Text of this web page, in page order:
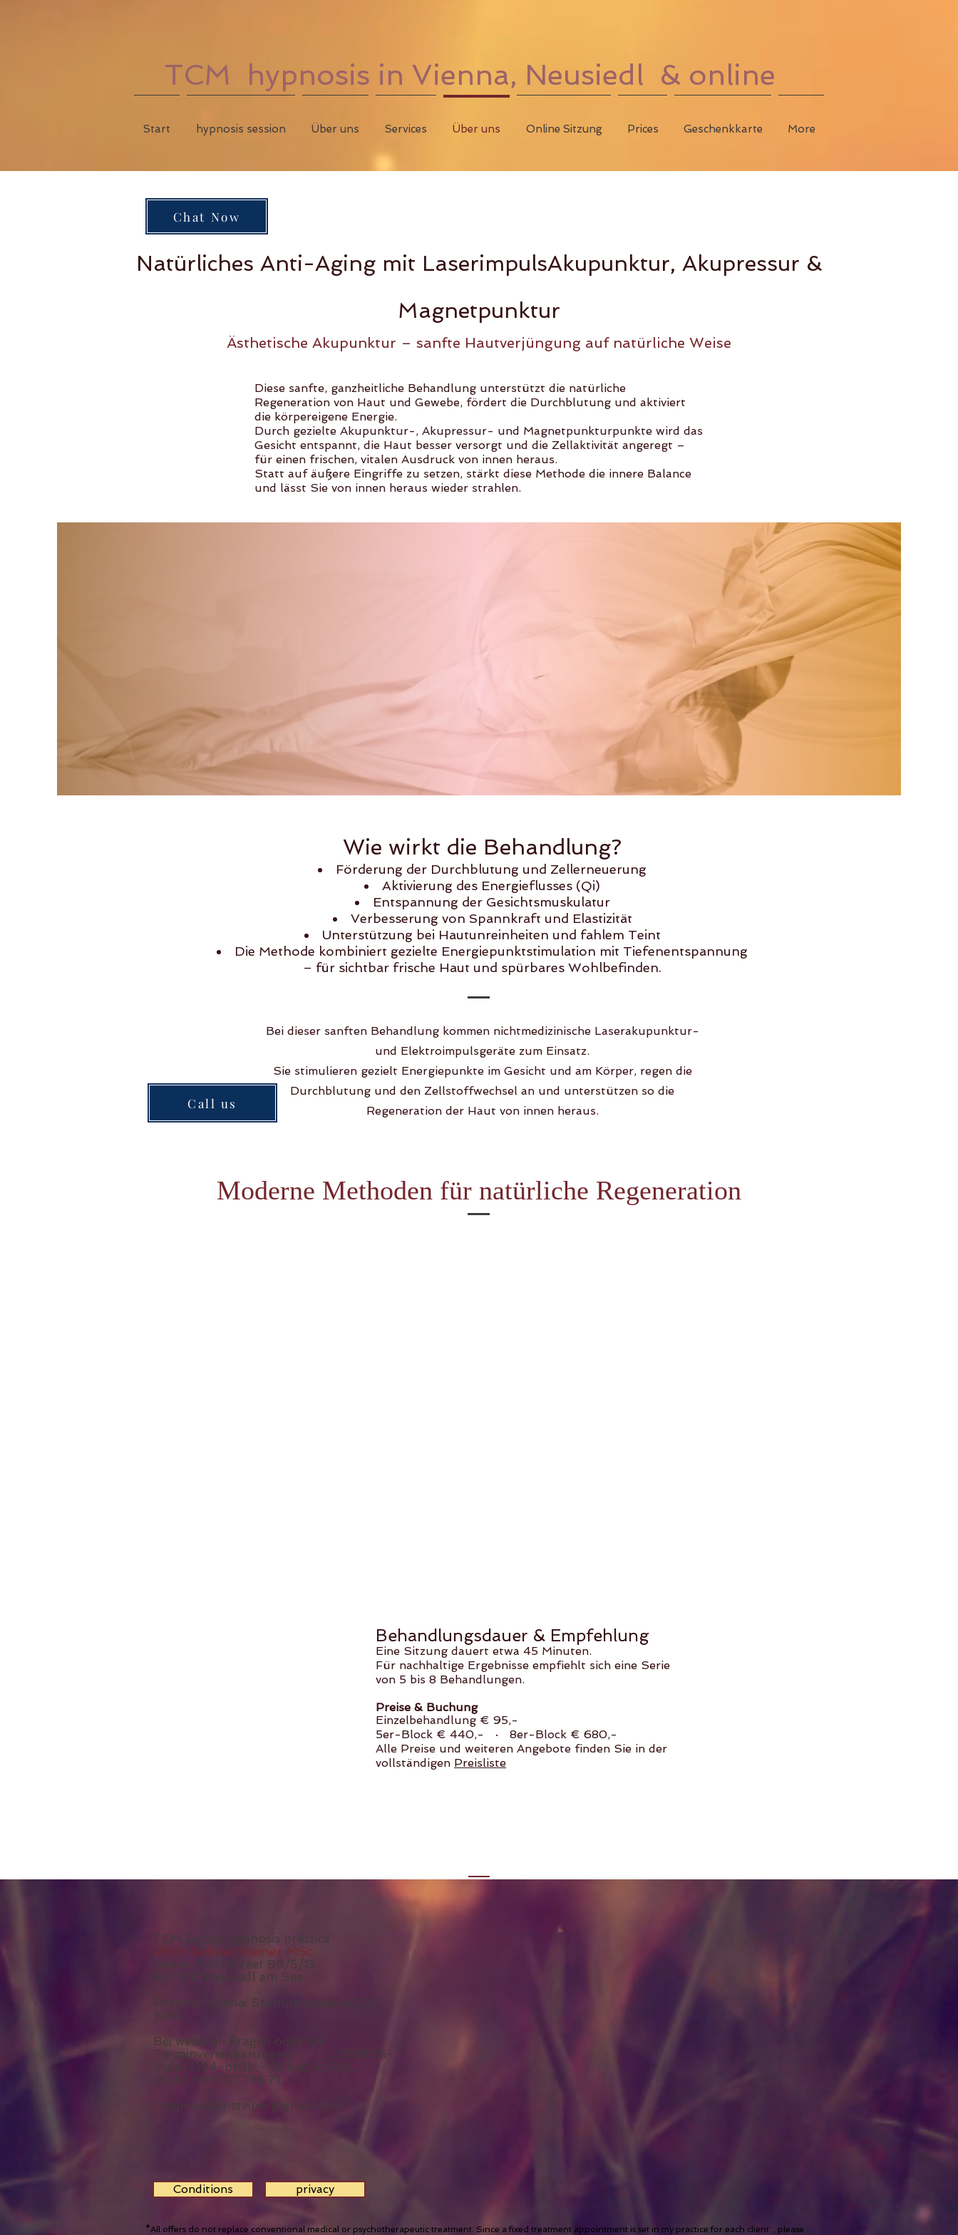
TCM hypnosis in Vienna, Neusiedl & online
Start hypnosis session Über uns Services Über uns Online Sitzung Prices Geschenkkarte More
Natürliches Anti-Aging mit LaserimpulsAkupunktur, Akupressur &
Magnetpunktur
Ästhetische Akupunktur – sanfte Hautverjüngung auf natürliche Weise
Diese sanfte, ganzheitliche Behandlung unterstützt die natürliche
Regeneration von Haut und Gewebe, fördert die Durchblutung und aktiviert
die körpereigene Energie.
Durch gezielte Akupunktur-, Akupressur- und Magnetpunkturpunkte wird das
Gesicht entspannt, die Haut besser versorgt und die Zellaktivität angeregt –
für einen frischen, vitalen Ausdruck von innen heraus.
Statt auf äußere Eingriffe zu setzen, stärkt diese Methode die innere Balance
und lässt Sie von innen heraus wieder strahlen.
Wie wirkt die Behandlung?
Förderung der Durchblutung und Zellerneuerung
Aktivierung des Energieflusses (Qi)
Entspannung der Gesichtsmuskulatur
Verbesserung von Spannkraft und Elastizität
Unterstützung bei Hautunreinheiten und fahlem Teint
Die Methode kombiniert gezielte Energiepunktstimulation mit Tiefenentspannung
– für sichtbar frische Haut und spürbares Wohlbefinden.
Bei dieser sanften Behandlung kommen nichtmedizinische Laserakupunktur-
und Elektroimpulsgeräte zum Einsatz.
Sie stimulieren gezielt Energiepunkte im Gesicht und am Körper, regen die
Durchblutung und den Zellstoffwechsel an und unterstützen so die
Regeneration der Haut von innen heraus.
Moderne Methoden für natürliche Regeneration
Behandlungsdauer & Empfehlung
Eine Sitzung dauert etwa 45 Minuten.
Für nachhaltige Ergebnisse empfiehlt sich eine Serie
von 5 bis 8 Behandlungen.
Preise & Buchung
Einzelbehandlung € 95,-
5er-Block € 440,- · 8er-Block € 680,-
Alle Preise und weiteren Angebote finden Sie in der
vollständigen Preisliste
Chat Now
Call us
TCM &amp; hypnosis practice
PhDr Sabine Steiner MSc
Lower Main Street 99/5/13
A-7100 Neusiedl am See
Practice Vienna: Stumpergasse 48/23,
1060
Bei weiteren Fragen oder für
Terminvereinbarungen: _cc781905-
5cde-3194-bb3b -136bad5cf58d_
0043 699 121 738 71
tcmpraxis.dr.steiner@gmail.com
Conditions privacy
*All offers do not replace conventional medical or psychotherapeutic treatment. Since a fixed treatment appointment is set in my practice for each client , please